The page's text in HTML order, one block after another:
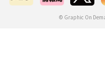
© Graphic On